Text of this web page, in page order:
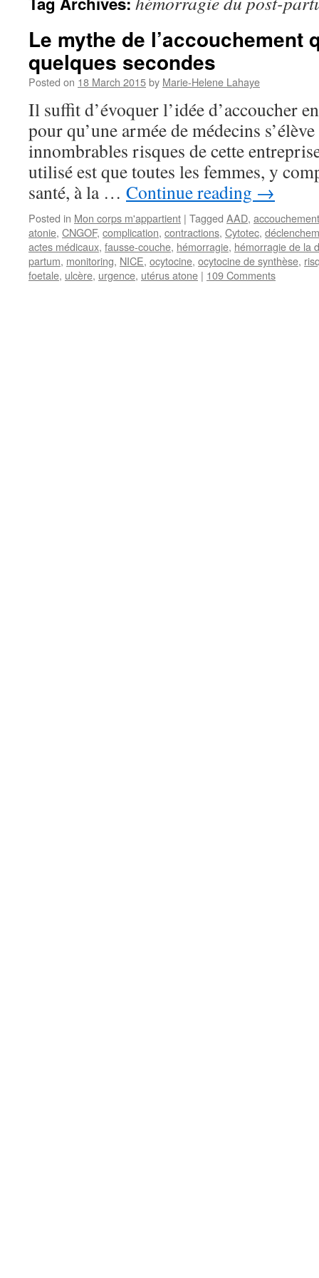
Le mythe de l’accouchement
quelques secondes
Posted on 18 March 2015by Marie-Helene Lahaye
Il suffit d’évoquer l’idée d’accoucher
pour qu’une armée de médecins
innombrables risques de cette
utilisé est que toutes les femmes, y
santé, à la … Continue reading →
Posted in Mon corps m'appartient | Tagged AAD, accouchement
atonie, CNGOF, complication, contractions, Cytotec,
actes médicaux, fausse-couche, hémorragie, hémorragie de la
partum, monitoring, NICE, ocytocine, ocytocine de synthèse,
foetale, ulcère, urgence, utérus atone | 109 Comments